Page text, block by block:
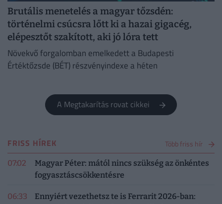
Brutális menetelés a magyar tőzsdén:
történelmi csúcsra lőtt ki a hazai gigacég,
elépesztőt szakított, aki jó lóra tett
Növekvő forgalomban emelkedett a Budapesti
Értéktőzsde (BÉT) részvényindexe a héten
A Megtakarítás rovat cikkei
FRISS HÍREK Több friss hír
07:02
Magyar Péter: mától nincs szükség az önkéntes
fogyasztáscsökkentésre
06:33
Ennyiért vezethetsz te is Ferrarit 2026-ban: